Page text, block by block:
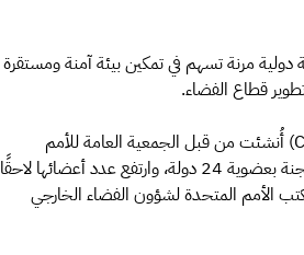
مرنة تسهم في تمكين بيئة آمنة ومستقرة
قطاع الفضاء.
يُشار إلى أن لجنة استخدام الفضاء الخارجي في الأغراض السلمية (COPUOS) أُنشئت من قبل الجمعية العامة للأمم
المتحدة في عام 1958م، ويقع مقرها في مدينة فيينا بالنمسا، وقد بدأت اللجنة بعضوية 24 دولة، وارتفع عدد أعضائها لاحقًا
مكتب الأمم المتحدة لشؤون الفضاء الخارجي